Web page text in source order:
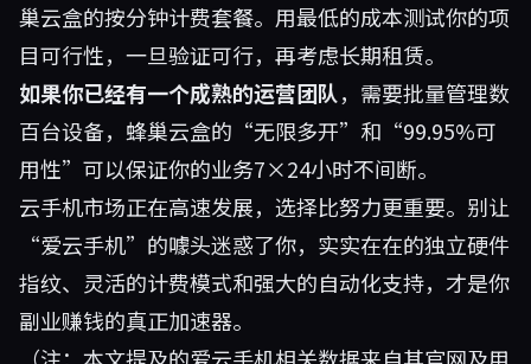
巢云盒的按分钟计费套餐。用最低的成本测试你的项
目可行性，一旦验证可行，再考虑长期租赁。
如果你已经有一个成熟的运营团队，需要批量管理数
百台设备，蜂巢云盒的“无限多开”和“99.95%可
用性”可以保证你的业务7×24小时不间断。
云手机市场正在高速发展，选择比努力更重要。别让
“爱云手机”的噱头迷惑了你，实实在在的独立硬件
指纹、灵活的计费模式和强大的自动化支持，才是你
副业赚钱的真正加速器。